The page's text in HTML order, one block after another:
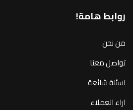
روابط هامة!
من نحن
تواصل معنا
اسئلة شائعة
اراء العملاء